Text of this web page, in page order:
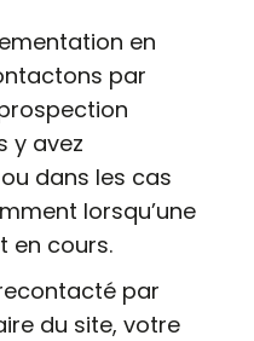
en
par
y avez
dans les cas
lorsqu’une
en cours.
par
du site, votre